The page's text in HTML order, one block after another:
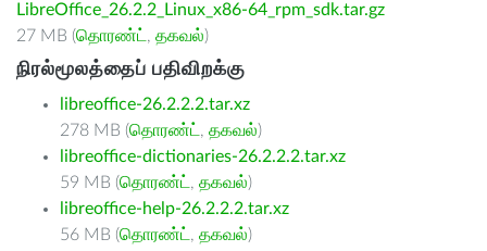
LibreOffice_26.2.2_Linux_x86-64_rpm_sdk.tar.gz
27 MB (தொரண்ட் , தகவல்)
நிரல்மூலத்தைப் பதிவிறக்கு
libreoffice-26.2.2.2.tar.xz
278 MB (தொரண்ட் , தகவல்)
libreoffice-dictionaries-26.2.2.2.tar.xz
59 MB (தொரண்ட் , தகவல்)
libreoffice-help-26.2.2.2.tar.xz
56 MB (தொரண்ட் , தகவல்)